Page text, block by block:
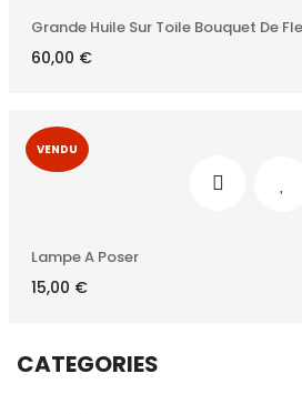
CATEGORIES
Grande Huile Sur Toile Bouquet De
60,00 €
VENDU
Lampe A Poser
15,00 €